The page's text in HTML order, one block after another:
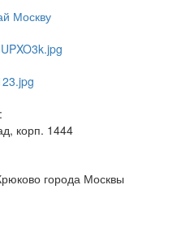
корп. 1444
города Москвы